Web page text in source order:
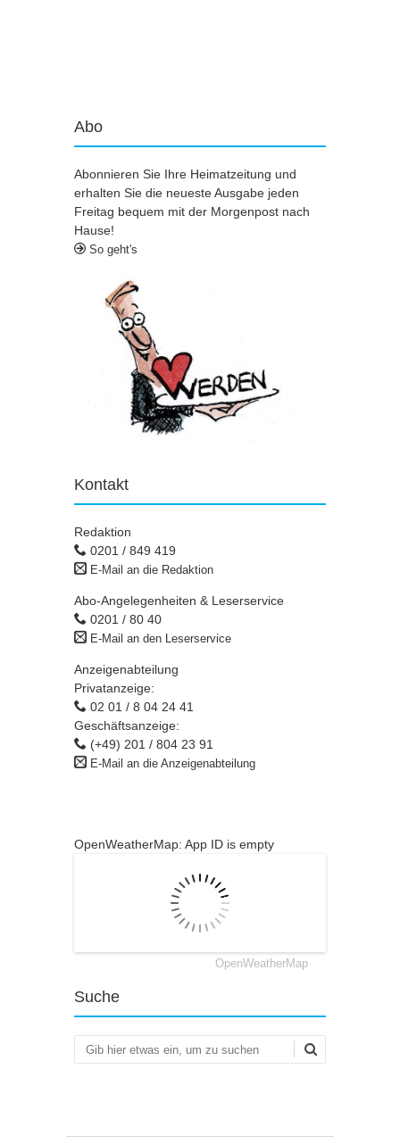
Abo
Abonnieren Sie Ihre Heimatzeitung und
erhalten Sie die neueste Ausgabe jeden
Freitag bequem mit der Morgenpost nach
Hause!
So geht's
Kontakt
Redaktion
0201 / 849 419
E-Mail an die Redaktion
Abo-Angelegenheiten & Leserservice
0201 / 80 40
E-Mail an den Leserservice
Anzeigenabteilung
Privatanzeige:
02 01 / 8 04 24 41
Geschäftsanzeige:
(+49) 201 / 804 23 91
E-Mail an die Anzeigenabteilung
OpenWeatherMap: App ID is empty
OpenWeatherMap
Suche
Suchen